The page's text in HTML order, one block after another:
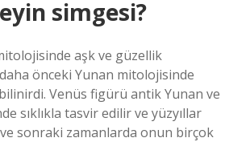
simgesi?
aşk ve güzellik
daha önceki Yunan mitolojisinde
Venüs figürü antik Yunan ve
sıklıkla tasvir edilir ve yüzyıllar
sonraki zamanlarda onun birçok